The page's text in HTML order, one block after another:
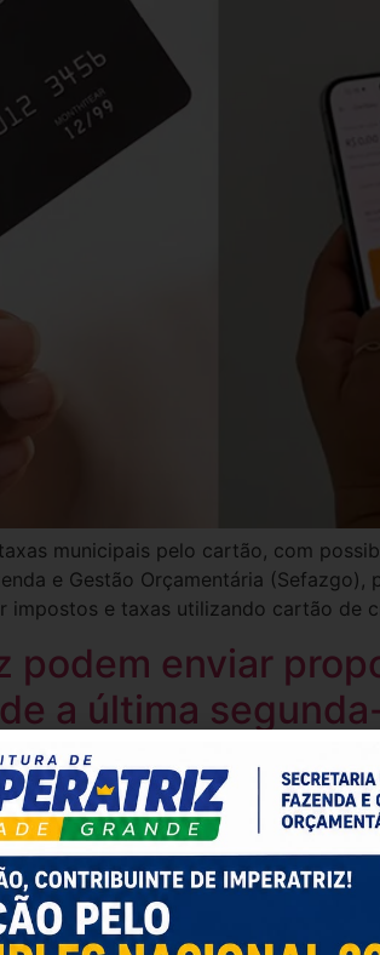
municipais pelo cartão, com
e Gestão Orçamentária
impostos e taxas utilizando cartão de
podem enviar
a última